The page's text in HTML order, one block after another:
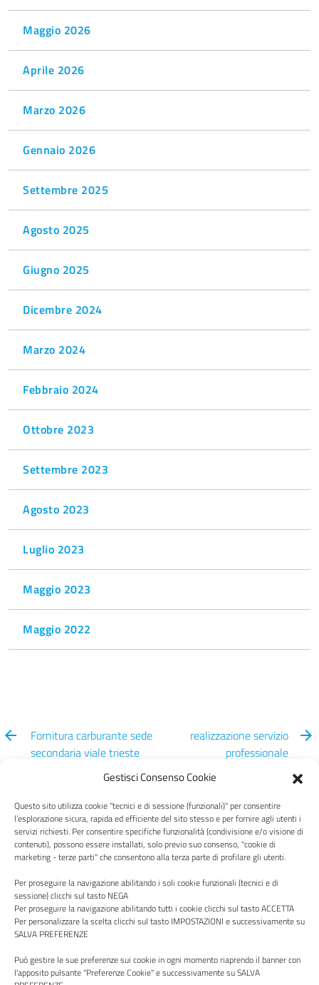
Gestisci Consenso Cookie
Questo sito utilizza cookie "tecnici e di sessione (funzionali)" per consentire
l’esplorazione sicura, rapida ed efficiente del sito stesso e per fornire agli utenti i
servizi richiesti. Per consentire specifiche funzionalità (condivisione e/o visione di
contenuti), possono essere installati, solo previo suo consenso, "cookie di
marketing - terze parti" che consentono alla terza parte di profilare gli utenti.
Per proseguire la navigazione abilitando i soli cookie funzionali (tecnici e di
sessione) clicchi sul tasto NEGA
Per proseguire la navigazione abilitando tutti i cookie clicchi sul tasto ACCETTA
Per personalizzare la scelta clicchi sul tasto IMPOSTAZIONI e successivamente su
SALVA PREFERENZE
Può gestire le sue preferenze sui cookie in ogni momento riaprendo il banner con
l'apposito pulsante "Preferenze Cookie" e successivamente su SALVA
Maggio 2026
Aprile 2026
Marzo 2026
Gennaio 2026
Settembre 2025
Agosto 2025
Giugno 2025
Dicembre 2024
Marzo 2024
Febbraio 2024
Ottobre 2023
Settembre 2023
Agosto 2023
Luglio 2023
Maggio 2023
Maggio 2022
Fornitura carburante sede
secondaria viale trieste
realizzazione servizio
professionale
giuslavoristico anno 2023
Centro Italia
Via P. Borsellino, 16 - 02100 Rieti - Viale Trieste, 127, 01100
Viterbo
Codice Fiscale e Partita Iva: 00987490570